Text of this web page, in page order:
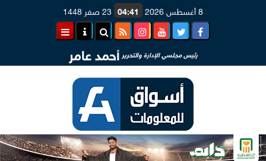
8 أغسطس 2026 04:41 23 صفر 1448
رئيس مجلسي الإدارة والتحرير أحمد عامر